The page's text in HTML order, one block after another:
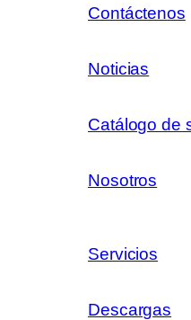
Contáctenos
Noticias
Catálogo de
Nosotros
Servicios
Descargas